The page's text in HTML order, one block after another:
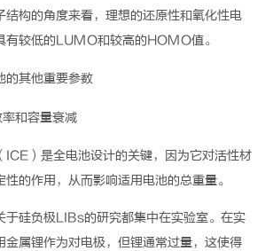
结构的角度来看，理想的还原性和氧化性电
有较低的LUMO和较高的HOMO值。
的其他重要参数
和容量衰减
ICE ）是全电池设计的关键，因为它对活性材
的作用，从而影响适用电池的总重量。
于硅负极LIBs的研究都集中在实验室。在实
金属锂作为对电极，但锂通常过量，这使得